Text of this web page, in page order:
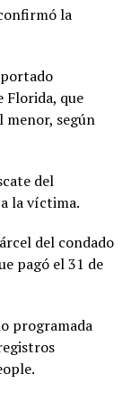
la
Florida, que
según
del
la víctima.
del condado
pagó el 31 de
programada